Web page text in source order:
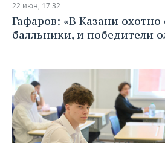
22 июн, 17:32
Гафаров: «В Казани охотно
балльники, и победители